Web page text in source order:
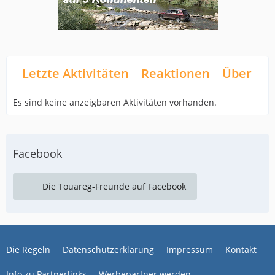
Letzte Aktivitäten Reaktionen Über
Es sind keine anzeigbaren Aktivitäten vorhanden.
Facebook
Die Touareg-Freunde auf Facebook
Die Regeln Datenschutzerklärung Impressum Kontakt